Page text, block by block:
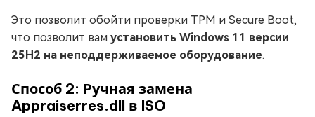
Это позволит обойти проверки TPM и Secure Boot,
что позволит вам установить Windows 11 версии
25H2 на неподдерживаемое оборудование.
Способ 2: Ручная замена
Appraiserres.dll в ISO